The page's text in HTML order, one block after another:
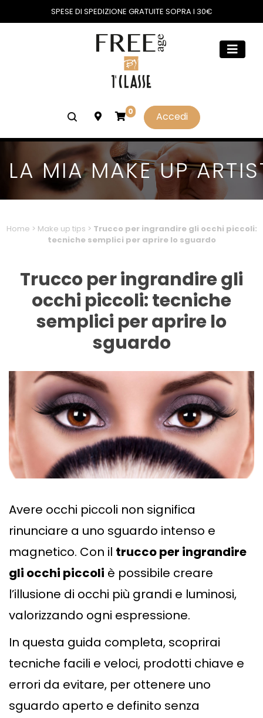
SPESE DI SPEDIZIONE GRATUITE SOPRA I 30€
0 Accedi
LA MIA MAKE UP
Home > Make up tips > Trucco per ingrandire gli occhi piccoli:
tecniche semplici per aprire lo sguardo
Trucco per ingrandire gli
occhi piccoli: tecniche
semplici per aprire lo
sguardo
Avere occhi piccoli non significa
rinunciare a uno sguardo intenso e
magnetico. Con il trucco per ingrandire
gli occhi piccoli è possibile creare
l’illusione di occhi più grandi e luminosi,
valorizzando ogni espressione.
In questa guida completa, scoprirai
tecniche facili e veloci, prodotti chiave e
errori da evitare, per ottenere uno
sguardo aperto e definito senza